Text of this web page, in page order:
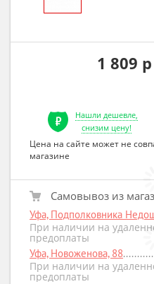
1 809 р
Нашли дешевле,
снизим цену!
Цена на сайте может не
магазине
Самовывоз из
Уфа, Подполковника
При наличии на
предоплаты
Уфа, Новоженова, 88
При наличии на
предоплаты